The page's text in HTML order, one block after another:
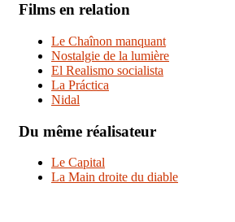
Films en relation
Le Chaînon manquant
Nostalgie de la lumière
El Realismo socialista
La Práctica
Nidal
Du même réalisateur
Le Capital
La Main droite du diable